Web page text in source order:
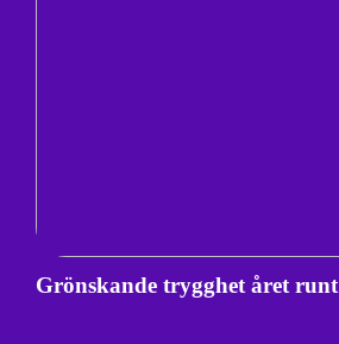
Grönskande trygghet året runt